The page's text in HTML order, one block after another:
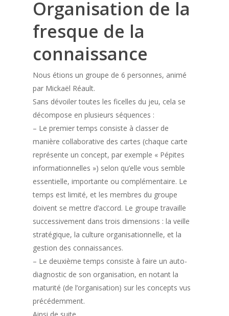
Organisation de la
fresque de la
connaissance
Nous étions un groupe de 6 personnes, animé
par Mickaël Réault.
Sans dévoiler toutes les ficelles du jeu, cela se
décompose en plusieurs séquences :
– Le premier temps consiste à classer de
manière collaborative des cartes (chaque carte
représente un concept, par exemple « Pépites
informationnelles ») selon qu’elle vous semble
essentielle, importante ou complémentaire. Le
temps est limité, et les membres du groupe
doivent se mettre d’accord. Le groupe travaille
successivement dans trois dimensions : la veille
stratégique, la culture organisationnelle, et la
gestion des connaissances.
– Le deuxième temps consiste à faire un auto-
diagnostic de son organisation, en notant la
maturité (de l’organisation) sur les concepts vus
précédemment.